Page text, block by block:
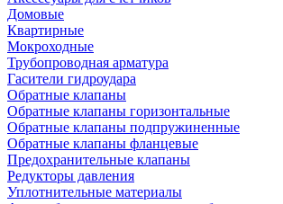
Домовые
Квартирные
Мокроходные
Трубопроводная арматура
Гасители гидроудара
Обратные клапаны
Обратные клапаны горизонтальные
Обратные клапаны подпружиненные
Обратные клапаны фланцевые
Предохранительные клапаны
Редукторы давления
Уплотнительные материалы